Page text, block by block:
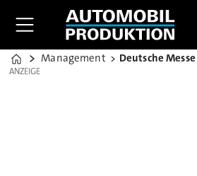
Home
Management
ANZEIGE
ANZEIGE